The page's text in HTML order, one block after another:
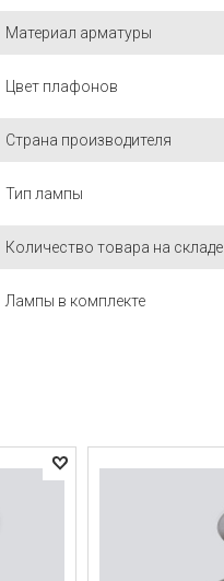
Материал арматуры
Цвет плафонов
Страна производителя
Тип лампы
Количество товара на складе
Лампы в комплекте